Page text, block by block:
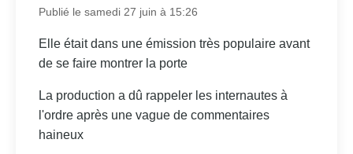
Publié le samedi 27 juin à 15:26
Elle était dans une émission très populaire avant
de se faire montrer la porte
La production a dû rappeler les internautes à
l'ordre après une vague de commentaires
haineux